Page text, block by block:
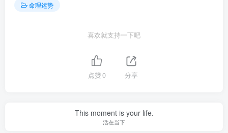
命理运势
喜欢就支持一下吧
点赞0 分享
This moment is your life.
活在当下